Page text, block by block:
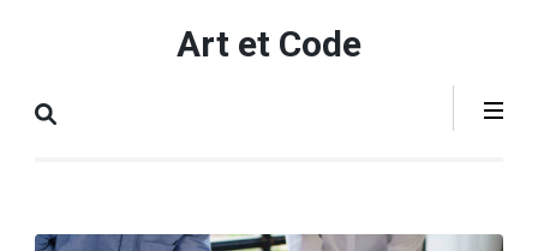
(Pressez
Art et Code